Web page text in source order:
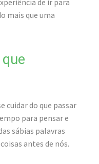
de ir para
mais que uma
cuidar do que passar
para pensar e
sábias palavras
antes de nós.